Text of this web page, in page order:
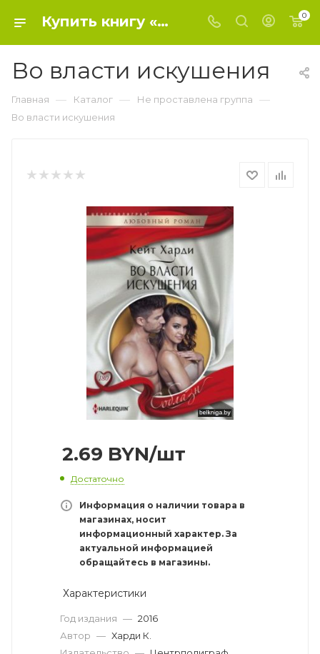
Купить книгу «Во власти искушения» 2016, Харди К. - Не проставлена группа 0
Во власти искушения
Главная — Каталог — Не проставлена группа —
Во власти искушения
2.69 BYN/шт
Достаточно
Информация о наличии товара в
магазинах, носит
информационный характер. За
актуальной информацией
обращайтесь в магазины.
Характеристики
Год издания — 2016
Автор — Харди К.